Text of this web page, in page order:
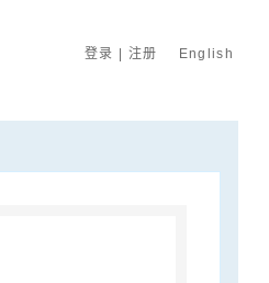
登录 | 注册 English